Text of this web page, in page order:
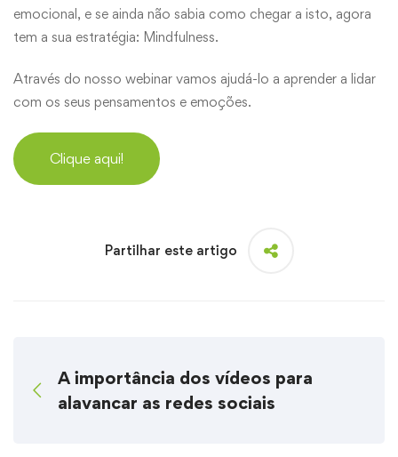
emocional, e se ainda não sabia como chegar a isto, agora
tem a sua estratégia: Mindfulness.
Através do nosso webinar vamos ajudá-lo a aprender a lidar
com os seus pensamentos e emoções.
Clique aqui!
Partilhar este artigo
A importância dos vídeos para
alavancar as redes sociais